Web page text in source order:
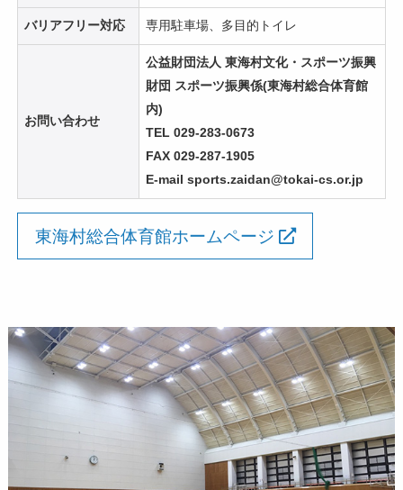
バリアフリー対応 専用駐車場、多目的トイレ
お問い合わせ
公益財団法人 東海村文化・スポーツ振興
財団 スポーツ振興係(東海村総合体育館
内)
TEL 029-283-0673
FAX 029-287-1905
E-mail sports.zaidan@tokai-cs.or.jp
東海村総合体育館ホームページ